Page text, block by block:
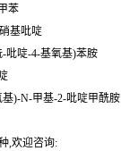
苯
基吡啶
-吡啶-4-基氧基)苯胺
基)-N-甲基-2-吡啶甲酰胺
,欢迎咨询: